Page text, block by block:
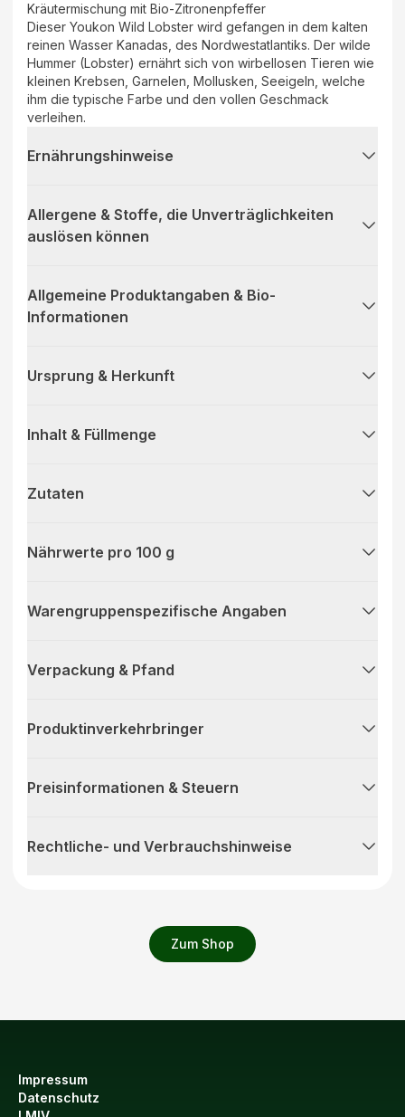
Zum Shop
Kräutermischung mit Bio-Zitronenpfeffer
Dieser Youkon Wild Lobster wird gefangen in dem kalten
reinen Wasser Kanadas, des Nordwestatlantiks. Der wilde
Hummer (Lobster) ernährt sich von wirbellosen Tieren wie
kleinen Krebsen, Garnelen, Mollusken, Seeigeln, welche
ihm die typische Farbe und den vollen Geschmack
verleihen.
Ernährungshinweise
Allergene & Stoffe, die Unverträglichkeiten
auslösen können
Allgemeine Produktangaben & Bio-
Informationen
Ursprung & Herkunft
Inhalt & Füllmenge
Zutaten
Nährwerte pro 100 g
Warengruppenspezifische Angaben
Verpackung & Pfand
Produktinverkehrbringer
Preisinformationen & Steuern
Rechtliche- und Verbrauchshinweise
Impressum
Datenschutz